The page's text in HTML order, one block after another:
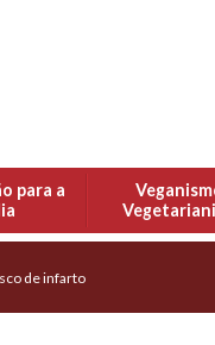
para a
de infarto